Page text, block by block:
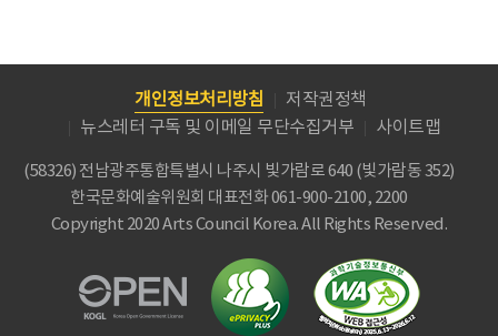
개인정보처리방침
저작권정책
뉴스레터 구독 및 이메일 무단수집거부
사이트맵
(58326) 전남광주통합특별시 나주시 빛가람로 640 (빛가람동 352)
한국문화예술위원회 대표전화 061-900-2100, 2200
Copyright 2020 Arts Council Korea. All Rights Reserved.